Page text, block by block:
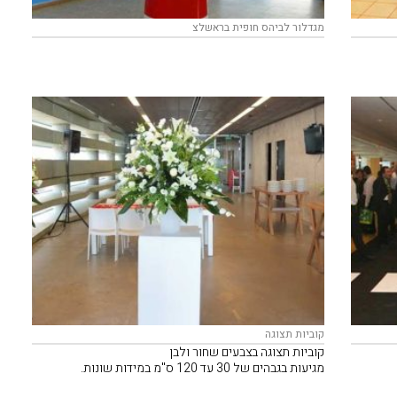
מגדלור לביהס חופית בראשלצ
קוביות תצוגה
קוביות תצוגה בצבעים שחור ולבן
מגיעות בגבהים של 30 עד 120 ס"מ במידות שונות.